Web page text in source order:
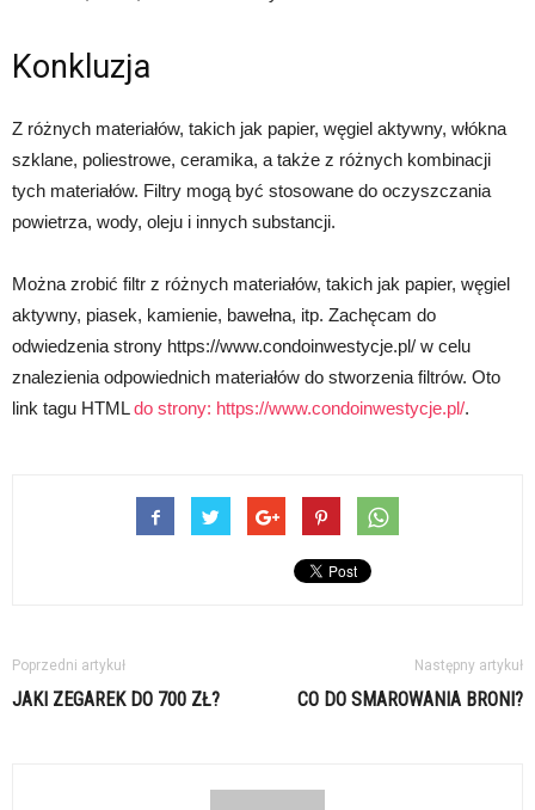
Konkluzja
Z różnych materiałów, takich jak papier, węgiel aktywny, włókna
szklane, poliestrowe, ceramika, a także z różnych kombinacji
tych materiałów. Filtry mogą być stosowane do oczyszczania
powietrza, wody, oleju i innych substancji.
Można zrobić filtr z różnych materiałów, takich jak papier, węgiel
aktywny, piasek, kamienie, bawełna, itp. Zachęcam do
odwiedzenia strony https://www.condoinwestycje.pl/ w celu
znalezienia odpowiednich materiałów do stworzenia filtrów. Oto
link tagu HTMLdo strony: https://www.condoinwestycje.pl/.
Poprzedni artykuł
JAKI ZEGAREK DO 700 ZŁ?
Następny artykuł
CO DO SMAROWANIA BRONI?